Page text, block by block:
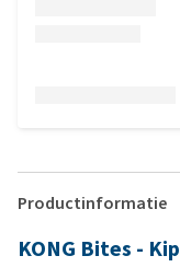
Productinformatie
KONG Bites - Kip